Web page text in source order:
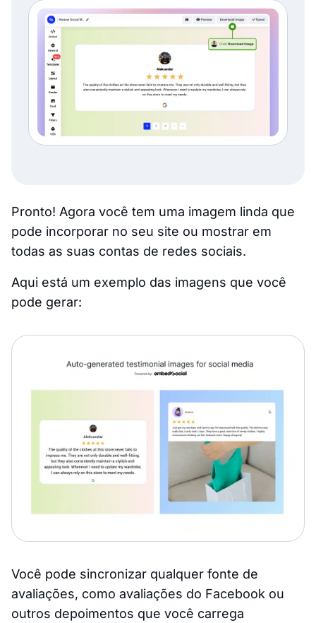
Pronto! Agora você tem uma imagem linda que
pode incorporar no seu site ou mostrar em
todas as suas contas de redes sociais.
Aqui está um exemplo das imagens que você
pode gerar:
Você pode sincronizar qualquer fonte de
avaliações, como avaliações do Facebook ou
outros depoimentos que você carrega